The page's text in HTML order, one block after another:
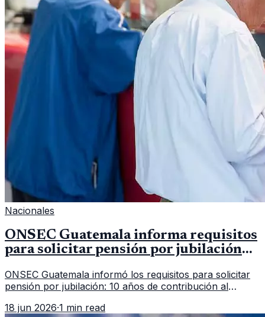
Nacionales
ONSEC Guatemala informa requisitos
para solicitar pensión por jubilación
ONSEC Guatemala informó los requisitos para solicitar
pensión por jubilación: 10 años de contribución al
importar edad.
18 jun 2026·1 min read